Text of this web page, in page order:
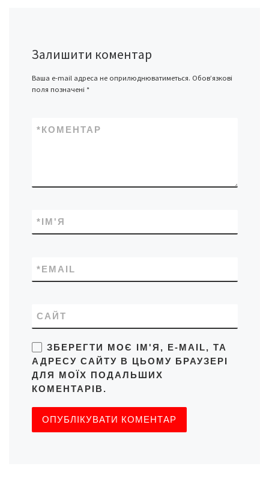
Залишити коментар
Ваша e-mail адреса не оприлюднюватиметься. Обов’язкові
поля позначені *
КОМЕНТАР
*
ІМ'Я
*
EMAIL
*
САЙТ
ЗБЕРЕГТИ МОЄ ІМ'Я, E-MAIL, ТА
АДРЕСУ САЙТУ В ЦЬОМУ БРАУЗЕРІ
ДЛЯ МОЇХ ПОДАЛЬШИХ
КОМЕНТАРІВ.